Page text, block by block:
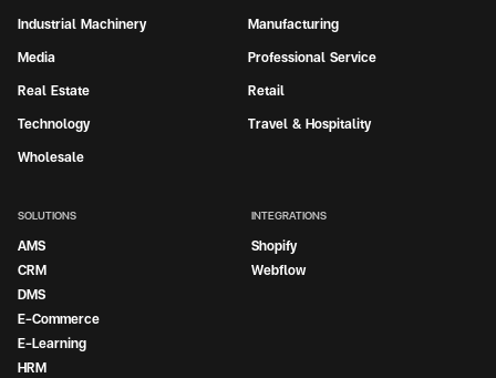
SOLUTIONS
AMS
CRM
DMS
E-Commerce
E-Learning
HRM
INTEGRATIONS
Shopify
Webflow
Industrial Machinery
Manufacturing
Media
Professional Service
Real Estate
Retail
Technology
Travel & Hospitality
Wholesale